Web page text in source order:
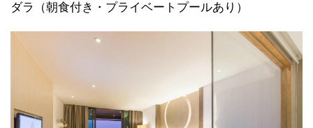
ダラ（朝食付き・プライベートプールあり）